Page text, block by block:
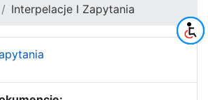
Interpelacje I Zapytania